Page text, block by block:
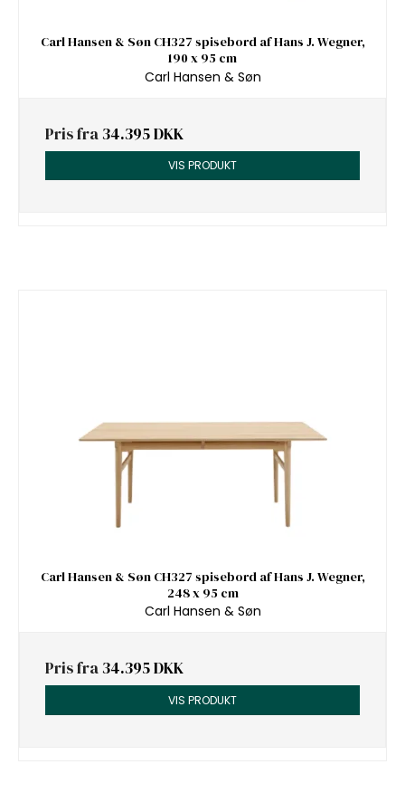
Carl Hansen & Søn CH327 spisebord af Hans J. Wegner,
190 x 95 cm
Carl Hansen & Søn
Pris fra34.395 DKK
VIS PRODUKT
Carl Hansen & Søn CH327 spisebord af Hans J. Wegner,
248 x 95 cm
Carl Hansen & Søn
Pris fra34.395 DKK
VIS PRODUKT